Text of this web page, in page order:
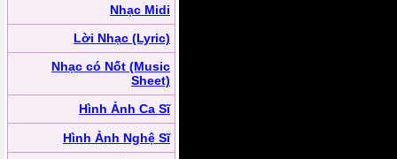
Nhạc Midi
Lời Nhạc (Lyric)
Nhạc có Nốt (Music
Sheet)
Hình Ảnh Ca Sĩ
Hình Ảnh Nghệ Sĩ